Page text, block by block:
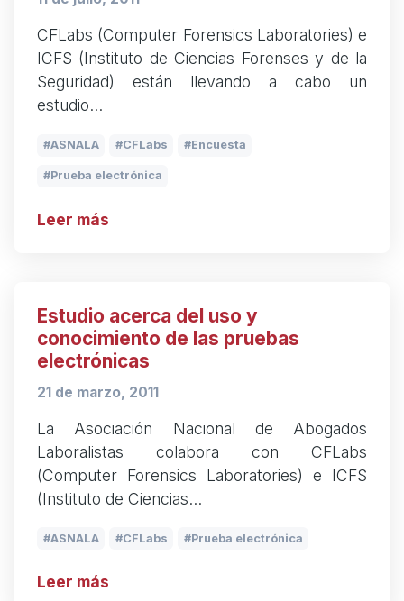
CFLabs (Computer Forensics Laboratories) e
ICFS (Instituto de Ciencias Forenses y de la
Seguridad) están llevando a cabo un
estudio…
ASNALA CFLabs Encuesta
Prueba electrónica
Leer más
Estudio acerca del uso y
conocimiento de las pruebas
electrónicas
21 de marzo, 2011
La Asociación Nacional de Abogados
Laboralistas colabora con CFLabs
(Computer Forensics Laboratories) e ICFS
(Instituto de Ciencias…
ASNALA CFLabs Prueba electrónica
Leer más